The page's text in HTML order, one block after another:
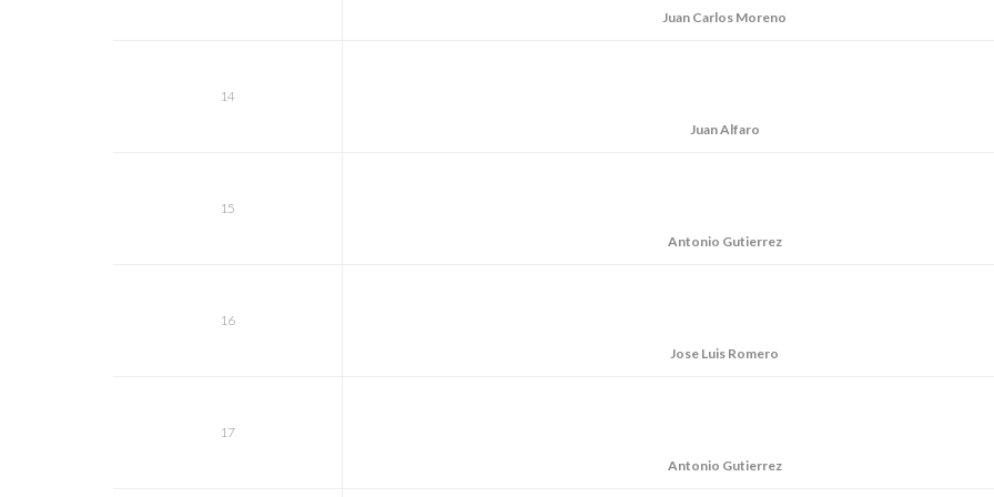
Juan Carlos Moreno
14
Juan Alfaro
15
Antonio Gutierrez
16
Jose Luis Romero
17
Antonio Gutierrez